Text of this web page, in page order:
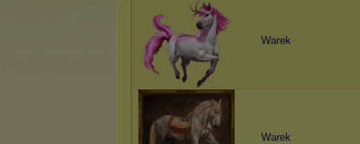
Warek
Warek